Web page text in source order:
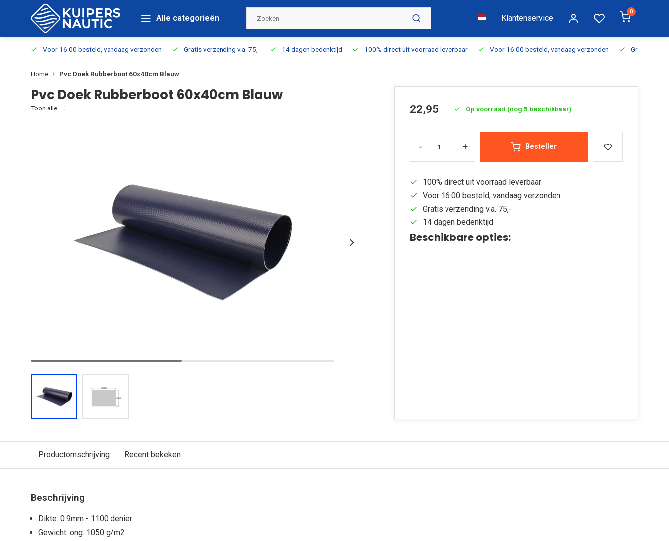
Alle categorieën Klantenservice
0
Voor 16:00 besteld, vandaag verzonden Gratis verzending v.a. 75,- 14 dagen bedenktijd 100% direct uit voorraad leverbaar Voor 16:00 besteld, vandaag verzonden Gratis
Home Pvc Doek Rubberboot 60x40cm Blauw
Pvc Doek Rubberboot 60x40cm Blauw
Toon alle: 22,95 Op voorraad (nog 5 beschikbaar)
- + Bestellen
100% direct uit voorraad leverbaar
Voor 16:00 besteld, vandaag verzonden
Gratis verzending v.a. 75,-
14 dagen bedenktijd
Beschikbare opties:
Productomschrijving Recent bekeken
Beschrijving
Dikte: 0.9mm - 1100 denier
Gewicht: ong. 1050 g/m2